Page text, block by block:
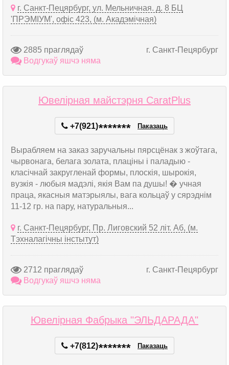
г. Санкт-Пецярбург, ул. Мельничная. д. 8 БЦ
'ПРЭМІУМ', офіс 423, (м. Акадэмічная)
2885 праглядаў
г. Санкт-Пецярбург
Водгукаў яшчэ няма
Ювелірная майстэрня CaratPlus
+7(921)******* Паказаць
Вырабляем на заказ заручальны пярсцёнак з жоўтага,
чырвонага, белага золата, плаціны і паладыю -
класічнай закругленай формы, плоскія, шырокія,
вузкія - любыя мадэлі, якія Вам па душы! � учная
праца, якасныя матэрыялы, вага кольцаў у сярэднім
11-12 гр. на пару, натуральныя...
г. Санкт-Пецярбург, Пр. Лиговский 52 літ. Аб, (м.
Тэхналагічны інстытут)
2712 праглядаў
г. Санкт-Пецярбург
Водгукаў яшчэ няма
Ювелірная Фабрыка "ЭЛЬДАРАДА"
+7(812)******* Паказаць